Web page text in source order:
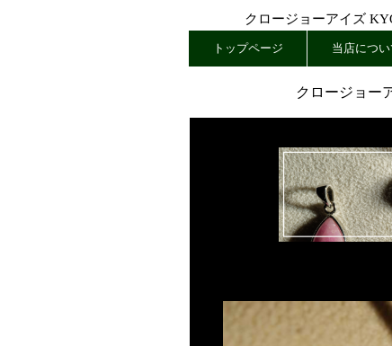
クロージョーアイズ
トップページ 当店につい
クロージョー